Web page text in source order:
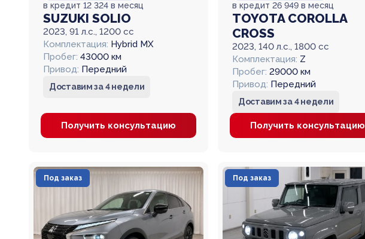
в кредит 12 324 в месяц
SUZUKI SOLIO
2023, 91 л.с., 1200 cc
Комплектация: Hybrid MX
Пробег: 43000 км
Привод: Передний
Доставим за 4 недели
Получить консультацию
в кредит 26 949 в месяц
TOYOTA COROLLA
CROSS
2023, 140 л.с., 1800 cc
Комплектация: Z
Пробег: 29000 км
Привод: Передний
Доставим за 4 недели
Получить консультацию
Под заказ Под заказ